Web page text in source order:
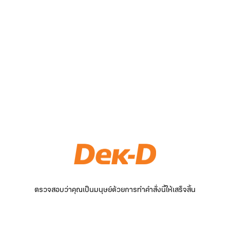
ตรวจสอบว่าคุณเป็นมนุษย์ด้วยการทำคำสั่งนี้ให้เสร็จสิ้น